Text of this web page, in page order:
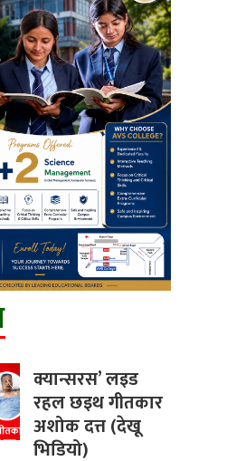
क्यान्सरस’ लइड
रहल छइथ गीतकार
अशोक दत्त (देखू
भिडियो)